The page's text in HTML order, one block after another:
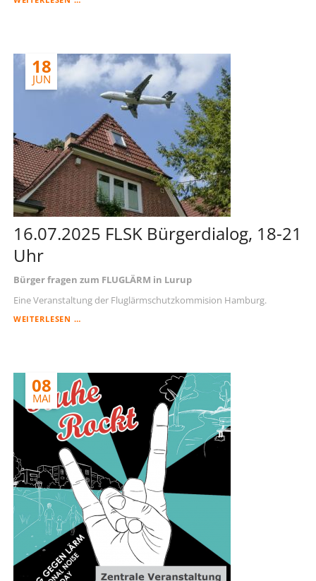
18
JUN
16.07.2025 FLSK Bürgerdialog, 18-21
Uhr
Bürger fragen zum FLUGLÄRM in Lurup
Eine Veranstaltung der Fluglärmschutzkommision Hamburg.
WEITERLESEN …16.07.2025
UHR
08
MAI